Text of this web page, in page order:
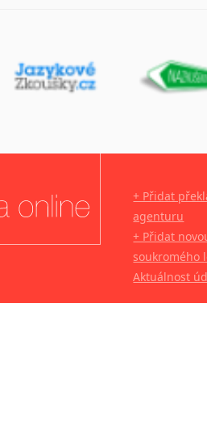
+ Přidat
agenturu
+ Přidat
soukromého
Aktuálnost